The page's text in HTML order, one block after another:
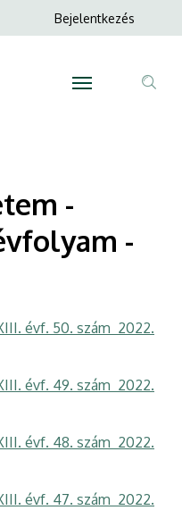
Anonim
menüje
Bejelentkezés
-
-
évf. 50. szám 2022.
évf. 49. szám 2022.
évf. 48. szám 2022.
évf. 47. szám 2022.